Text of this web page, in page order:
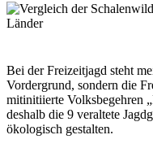
Bei der Freizeitjagd steht
Vordergrund, sondern die
mitinitiierte Volksbegehren
deshalb die 9 veraltete
ökologisch gestalten.